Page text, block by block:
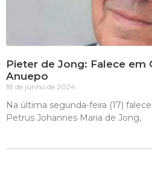
Pieter de Jong: Falece em
Anuepo
18 de junho de 2024
Na última segunda-feira (17)
Petrus Johannes Maria de Jong,